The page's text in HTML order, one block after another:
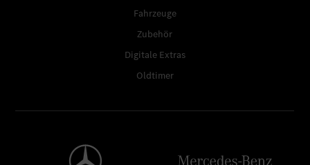
Fahrzeuge
Zubehör
Digitale Extras
Oldtimer